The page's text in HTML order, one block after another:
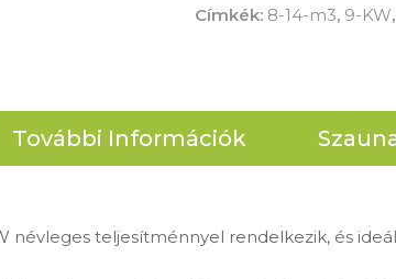
Címkék: 8-14-m3, 9-KW,
További Információk
névleges teljesítménnyel rendelkezik, és